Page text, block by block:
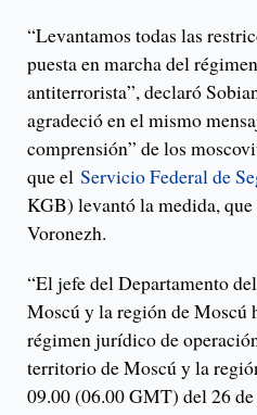
“Levantamos todas las
puesta en marcha del
antiterrorista”, declaró
agradeció en el mismo
comprensión” de los
que el Servicio Federal de
KGB) levantó la medida,
Voronezh.
“El jefe del Departamento
Moscú y la región de Moscú
régimen jurídico de
territorio de Moscú y la
09.00 (06.00 GMT) del 26